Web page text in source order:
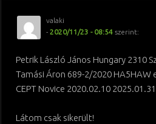
valaki
- 2020/11/23 - 08:54 szerint:
Petrik László János Hungary 2310
Tamási Áron 689-2/2020 HA5HAW
CEPT Novice 2020.02.10 2025.01.31
Látom csak sikerült!